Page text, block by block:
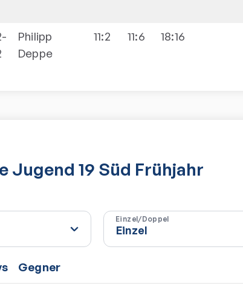
Philipp
Deppe
11:2 11:6 18:16
Jugend 19 Süd Frühjahr
Einzel/Doppel
Gegner